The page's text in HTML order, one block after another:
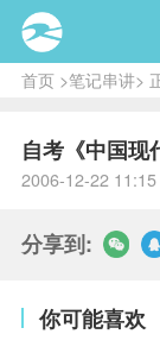
首页>笔记串讲>
自考《中国现
2006-12-22
分享到:
你可能喜欢